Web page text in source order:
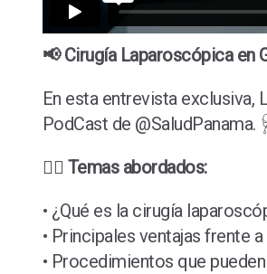
📢 Cirugía Laparoscópica en
En esta entrevista exclusiva,
PodCast de @SaludPanama.
👩‍⚕️ Temas abordados:
• ¿Qué es la cirugía
• Principales ventajas frente
• Procedimientos que